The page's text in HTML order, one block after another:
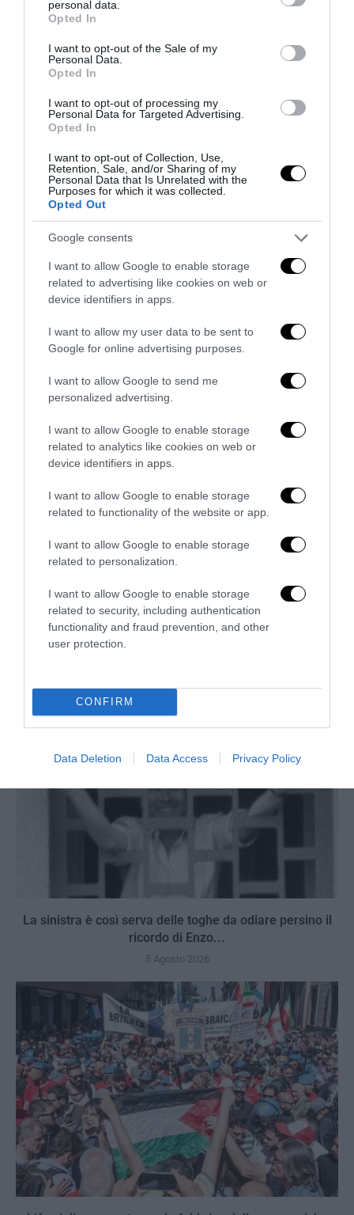
grant or deny consent to Google and its third-party tags to
use your data for below specified purposes in below Google
consent section.
personal data.
Opted In
I want to opt-out of the Sale of my
Personal Data.
Opted In
I want to opt-out of processing my
Personal Data for Targeted Advertising.
Opted In
I want to opt-out of Collection, Use,
Retention, Sale, and/or Sharing of my
Personal Data that Is Unrelated with the
Purposes for which it was collected.
Opted Out
Google consents
I want to allow Google to enable storage
related to advertising like cookies on web or
device identifiers in apps.
I want to allow my user data to be sent to
Google for online advertising purposes.
I want to allow Google to send me
personalized advertising.
I want to allow Google to enable storage
related to analytics like cookies on web or
device identifiers in apps.
I want to allow Google to enable storage
related to functionality of the website or app.
I want to allow Google to enable storage
related to personalization.
I want to allow Google to enable storage
related to security, including authentication
functionality and fraud prevention, and other
user protection.
CONFIRM
Data Deletion Data Access Privacy Policy
Bonaccini e il mito delle barricate di Parma: quando
l’antifascismo copia il fascismo
Remigrazione, il Copasir riconosce all’antifascismo il
veto del disordine
La Camera boccia il patentino antifascista per parlare a
Montecitorio: palo clamoroso del Pd
La sinistra è così serva delle toghe da odiare persino il
ricordo di Enzo...
5 Agosto 2026